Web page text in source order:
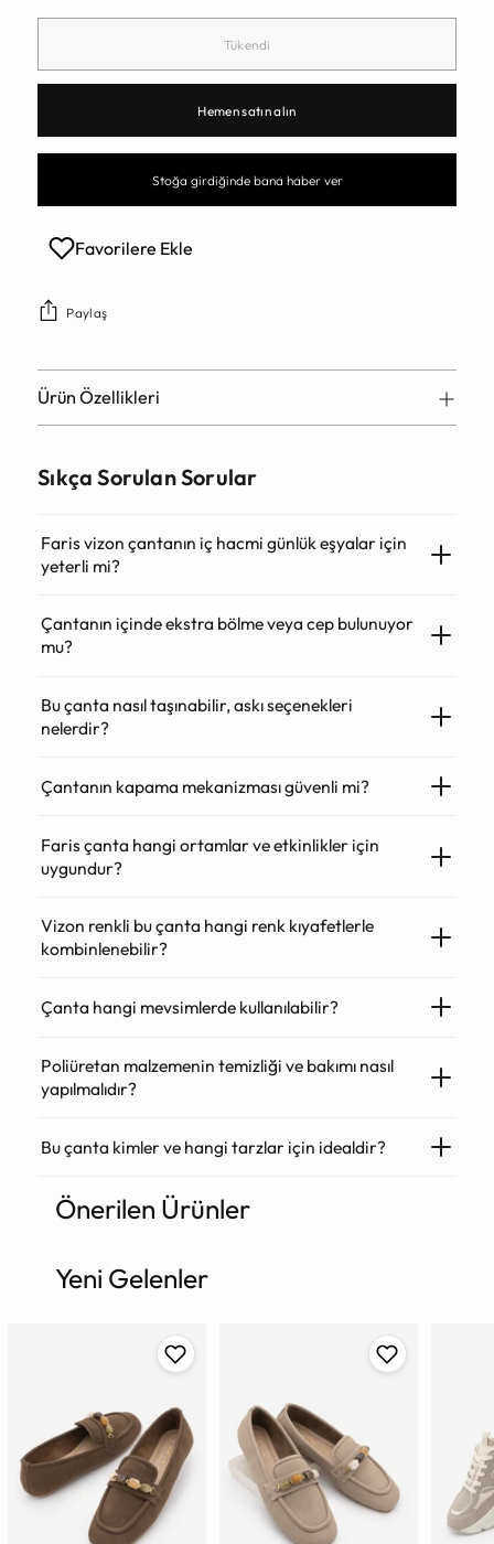
Tükendi
Hemen satın alın
Stoğa girdiğinde bana haber ver
Favorilere Ekle
Paylaş
Ürün Özellikleri
Sıkça Sorulan Sorular
Faris vizon çantanın iç hacmi günlük eşyalar için
yeterli mi?
Çantanın içinde ekstra bölme veya cep bulunuyor
mu?
Bu çanta nasıl taşınabilir, askı seçenekleri
nelerdir?
Çantanın kapama mekanizması güvenli mi?
Faris çanta hangi ortamlar ve etkinlikler için
uygundur?
Vizon renkli bu çanta hangi renk kıyafetlerle
kombinlenebilir?
Çanta hangi mevsimlerde kullanılabilir?
Poliüretan malzemenin temizliği ve bakımı nasıl
yapılmalıdır?
Bu çanta kimler ve hangi tarzlar için idealdir?
Ürün
sepete
Önerilen Ürünler
Yeni Gelenler